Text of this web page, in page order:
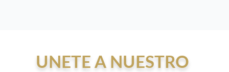
UNETE A NUESTRO